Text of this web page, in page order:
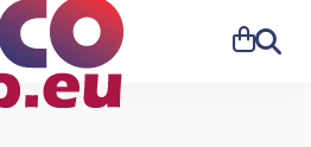
Suche